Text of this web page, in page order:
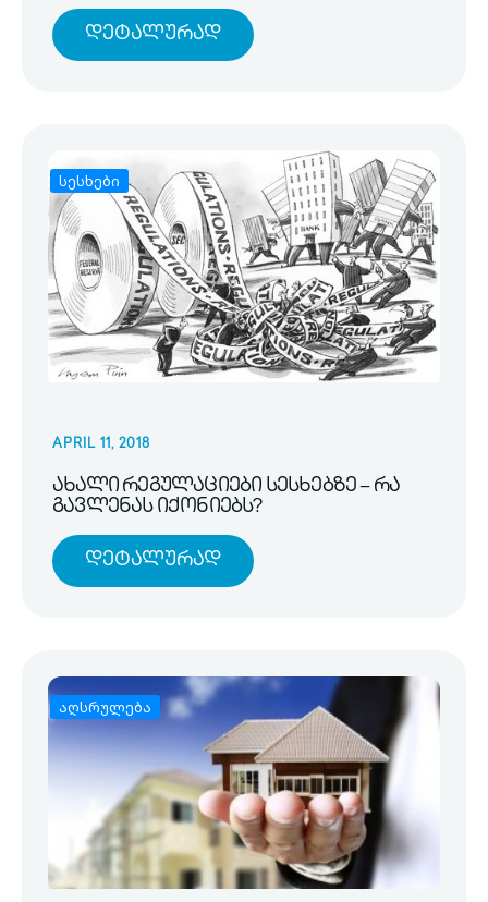
Დეტალურად
სესხები
APRIL 11, 2018
ახალი რეგულაციები სესხებზე – რა
გავლენას იქონიებს?
Დეტალურად
აღსრულება